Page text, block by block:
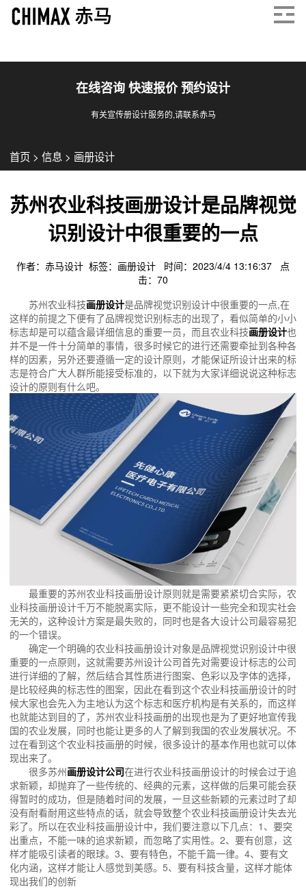
在线咨询 快速报价 预约设计
有关宣传册设计服务的,请联系赤马
首页 > 信息 > 画册设计
苏州农业科技画册设计是品牌视觉
识别设计中很重要的一点
作者：赤马设计 标签： 画册设计
时间：2023/4/4 13:16:37 点
击： 70
苏州农业科技画册设计是品牌视觉识别设计中很重要的一点,在
这样的前提之下便有了品牌视觉识别标志的出现了，看似简单的小小
标志却是可以蕴含最详细信息的重要一员，而且农业科技画册设计也
并不是一件十分简单的事情，很多时候它的进行还需要牵扯到各种各
样的因素，另外还要遵循一定的设计原则，才能保证所设计出来的标
志是符合广大人群所能接受标准的，以下就为大家详细说说这种标志
设计的原则有什么吧。
最重要的苏州农业科技画册设计原则就是需要紧紧切合实际，农
业科技画册设计千万不能脱离实际，更不能设计一些完全和现实社会
无关的，这种设计方案是最失败的，同时也是各大设计公司最容易犯
的一个错误。
确定一个明确的农业科技画册设计对象是品牌视觉识别设计中很
重要的一点原则，这就需要苏州设计公司首先对需要设计标志的公司
进行详细的了解，然后结合其性质进行图案、色彩以及字体的选择，
是比较经典的标志性的图案，因此在看到这个农业科技画册设计的时
候大家也会先入为主地认为这个标志和医疗机构是有关系的，而这样
也就能达到目的了，苏州农业科技画册的出现也是为了更好地宣传我
国的农业发展，同时也能让更多的人了解到我国的农业发展状况。不
过在看到这个农业科技画册的时候，很多设计的基本作用也就可以体
现出来了。
很多苏州画册设计公司在进行农业科技画册设计的时候会过于追
求新颖，却抛弃了一些传统的、经典的元素，这样做的后果可能会获
得暂时的成功，但是随着时间的发展，一旦这些新颖的元素过时了却
没有耐看耐用这些特点的话，就会导致整个农业科技画册设计失去光
彩了。所以在农业科技画册设计中，我们要注意以下几点：1、要突
出重点，不能一味的追求新颖，而忽略了实用性。2、要有创意，这
样才能吸引读者的眼球。3、要有特色，不能千篇一律。4、要有文
化内涵，这样才能让人感觉到美感。5、要有科技含量，这样才能体
现出我们的创新